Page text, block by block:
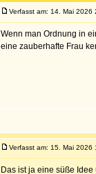
Verfasst am: 14. Mai 2026
Wenn man Ordnung in
eine zauberhafte Frau
Verfasst am: 15. Mai 2026
Das ist ja eine süße